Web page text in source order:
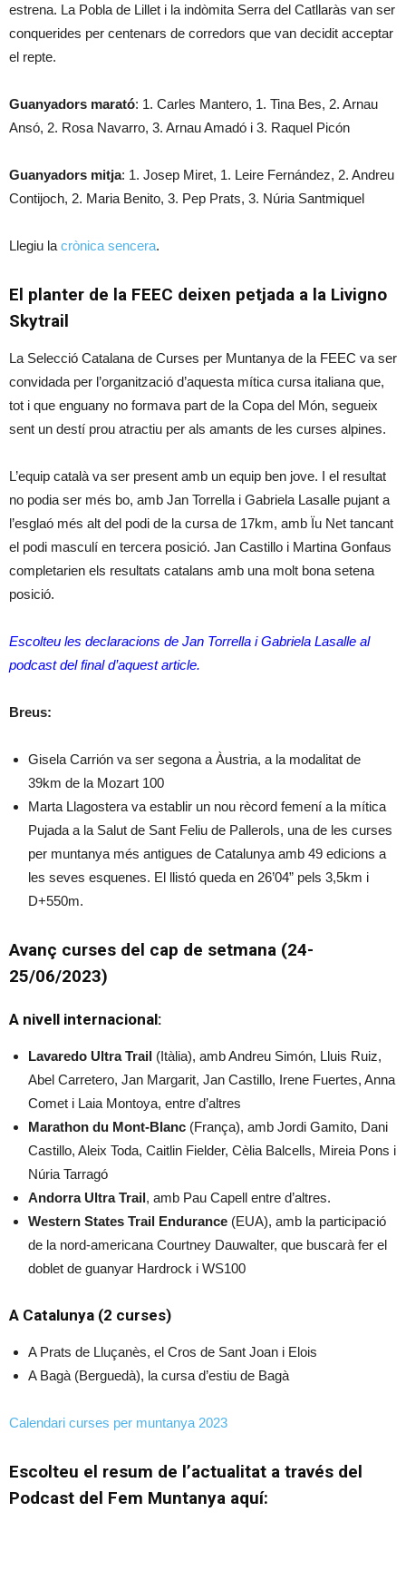
estrena. La Pobla de Lillet i la indòmita Serra del Catllaràs van ser
conquerides per centenars de corredors que van decidit acceptar
el repte.
Guanyadors marató: 1. Carles Mantero, 1. Tina Bes, 2. Arnau
Ansó, 2. Rosa Navarro, 3. Arnau Amadó i 3. Raquel Picón
Guanyadors mitja: 1. Josep Miret, 1. Leire Fernández, 2. Andreu
Contijoch, 2. Maria Benito, 3. Pep Prats, 3. Núria Santmiquel
Llegiu la crònica sencera.
El planter de la FEEC deixen petjada a la Livigno
Skytrail
La Selecció Catalana de Curses per Muntanya de la FEEC va ser
convidada per l’organització d’aquesta mítica cursa italiana que,
tot i que enguany no formava part de la Copa del Món, segueix
sent un destí prou atractiu per als amants de les curses alpines.
L’equip català va ser present amb un equip ben jove. I el resultat
no podia ser més bo, amb Jan Torrella i Gabriela Lasalle pujant a
l’esglaó més alt del podi de la cursa de 17km, amb Ïu Net tancant
el podi masculí en tercera posició. Jan Castillo i Martina Gonfaus
completarien els resultats catalans amb una molt bona setena
posició.
Escolteu les declaracions de Jan Torrella i Gabriela Lasalle al
podcast del final d’aquest article.
Breus:
Gisela Carrión va ser segona a Àustria, a la modalitat de
39km de la Mozart 100
Marta Llagostera va establir un nou rècord femení a la mítica
Pujada a la Salut de Sant Feliu de Pallerols, una de les curses
per muntanya més antigues de Catalunya amb 49 edicions a
les seves esquenes. El llistó queda en 26’04” pels 3,5km i
D+550m.
Avanç curses del cap de setmana (24-
25/06/2023)
A nivell internacional:
Lavaredo Ultra Trail (Itàlia), amb Andreu Simón, Lluis Ruiz,
Abel Carretero, Jan Margarit, Jan Castillo, Irene Fuertes, Anna
Comet i Laia Montoya, entre d’altres
Marathon du Mont-Blanc (França), amb Jordi Gamito, Dani
Castillo, Aleix Toda, Caitlin Fielder, Cèlia Balcells, Mireia Pons i
Núria Tarragó
Andorra Ultra Trail, amb Pau Capell entre d’altres.
Western States Trail Endurance (EUA), amb la participació
de la nord-americana Courtney Dauwalter, que buscarà fer el
doblet de guanyar Hardrock i WS100
A Catalunya (2 curses)
A Prats de Lluçanès, el Cros de Sant Joan i Elois
A Bagà (Berguedà), la cursa d’estiu de Bagà
Calendari curses per muntanya 2023
Escolteu el resum de l’actualitat a través del
Podcast del Fem Muntanya aquí: